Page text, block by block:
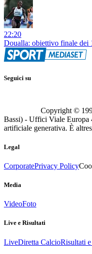
22:20
Doualla: obiettivo finale dei
Seguici su
Copyright ©
Bassi) - Uffici Viale Europa
artificiale generativa. È
Legal
CorporatePrivacy Policy
Media
VideoFoto
Live e Risultati
LiveDiretta CalcioRisultati